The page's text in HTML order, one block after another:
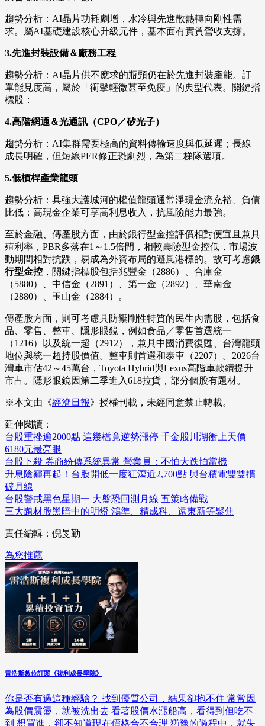
趨勢分析：AI晶片功耗劇增，水冷與先進散熱轉向剛性需
求。屬AI基礎建設核心升級元件，基本面有實質營收支撐。
3.先進封裝設備＆廠務工程
趨勢分析：AI晶片供不應求的瓶頸仍在於先進封裝產能。訂
單能見度高，屬於「衝擊輕微甚至免疫」的典型代表。關鍵指
標股：
4.高階網通＆光通訊（CPO／矽光子）
趨勢分析：AI集群需要極高的資料傳輸速度與低延遲；長線
成長明確，但短線PER修正恐劇烈，為第二梯隊選項。
5.低槓桿產業龍頭
趨勢分析：具強大護城河的權值龍頭通常淨現金流充裕、負債
比低；高現金企業可享高利息收入，抗風險能力最強。
至於金融、傳產股方面，由於銀行型金控評價相對便宜且兼具
殖利率，PBR多落在1～1.5倍間，相較壽險型金控低，市場波
動期間相對抗跌，易成為外資布局的避風港標的。故可考慮銀
行型金控 ，關鍵指標股包括兆豐金（2886）、合庫金
（5880）、中信金（2891）、第一金（2892）、華南金
（2880）、玉山金（2884）。
傳產股方面，則可考慮具防禦剛性特質的民生內需股，包括食
品、零售、整車、隱形眼鏡，例如食品／零售首選統一
（1216）以及統一超（2912），兼具中國消費復甦、台灣龍頭
地位與統一超持股價值。整車則首選和泰車（2207）。2026台
灣車市估42～45萬台，Toyota Hybrid與Lexus高階車款續提升
市占。隱形眼鏡因第二季進入618拉貨，部分個股有題材。
※本文由《經濟日報》授權刊載，未經同意禁止轉載。
延伸閱讀：
台股重挫逾2000點 這幾檔竟逆勢漲停 千金股川湖衝上天價
6180元最亮眼
台股下殺 券商紛傳系統異常 營業員：不怕大跌怕當機
升息陰霾再起！台股開低一度狂瀉近2,700點 與台積電雙雙摜
破月線
台股警戒黑色星期一 大盤恐回測月線 五策略備戰
三大題材股黑暗中的明燈 鴻準、精成科、遠東新等聚焦
責任編輯：倪旻勤
為您推薦
雷浩斯數位訂閱《複利成長學院》
你是否有過這種經驗？ 找到優質公司，結果卻抱不住 常常因
為股價震盪，就被洗出去 看著股價水漲船高，看得到但吃不
到 想買進，卻不知道現在價格合不合理 猶豫的過程中，就失